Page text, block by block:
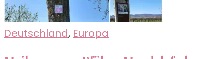
Deutschland, Europa